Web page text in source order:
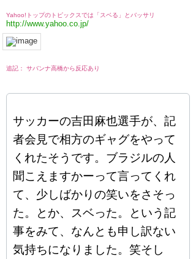
Yahoo!トップのトピックスでは「スベる」とバッサリ
http://www.yahoo.co.jp/
追記： サバンナ高橋から反応あり
サッカーの吉田麻也選手が、記
者会見で相方のギャグをやって
くれたそうです。ブラジルの人
聞こえますかーって言ってくれ
て、少しばかりの笑いをさそっ
た。とか、スベった。という記
事をみて、なんとも申し訳ない
気持ちになりました。笑そし